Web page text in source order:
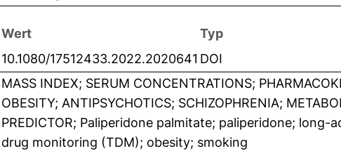
Wert
Typ
10.1080/17512433.2022.2020641 DOI
MASS INDEX; SERUM CONCENTRATIONS;
OBESITY; ANTIPSYCHOTICS; SCHIZOPHRENIA;
PREDICTOR; Paliperidone palmitate; paliperidone;
drug monitoring (TDM); obesity; smoking